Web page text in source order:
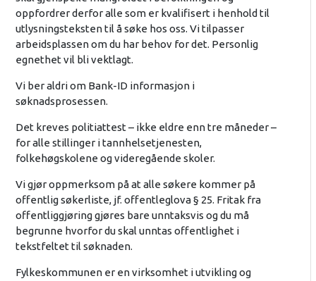
oppfordrer derfor alle som er kvalifisert i henhold til
utlysningsteksten til å søke hos oss. Vi tilpasser
arbeidsplassen om du har behov for det. Personlig
egnethet vil bli vektlagt.
Vi ber aldri om Bank-ID informasjon i
søknadsprosessen.
Det kreves politiattest – ikke eldre enn tre måneder –
for alle stillinger i tannhelsetjenesten,
folkehøgskolene og videregående skoler.
Vi gjør oppmerksom på at alle søkere kommer på
offentlig søkerliste, jf. offentleglova § 25. Fritak fra
offentliggjøring gjøres bare unntaksvis og du må
begrunne hvorfor du skal unntas offentlighet i
tekstfeltet til søknaden.
Fylkeskommunen er en virksomhet i utvikling og